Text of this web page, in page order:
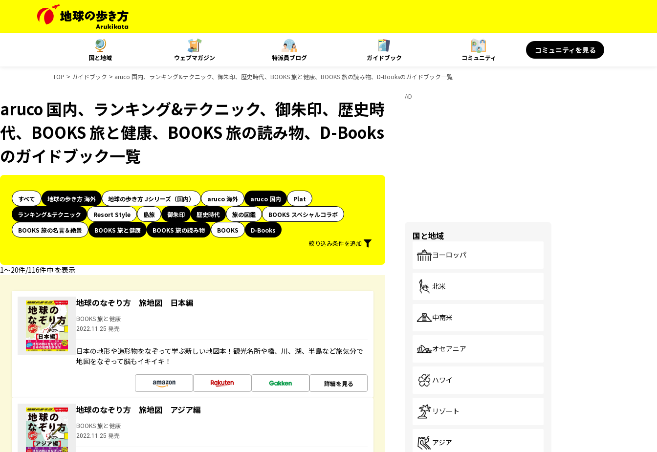
国と地域 ウェブマガジン 特派員ブログ ガイドブック コミュニティ
コミュニティを見る
TOP ガイドブック aruco 国内、ランキング&テクニック、御朱印、歴史時代、BOOKS 旅と健康、BOOKS 旅の読み物、D-Booksのガイドブック一覧
aruco 国内、ランキング&テクニック、御朱印、歴史時
代、BOOKS 旅と健康、BOOKS 旅の読み物、D-Books
のガイドブック一覧
すべて 地球の歩き方 海外 地球の歩き方 Jシリーズ（国内） aruco 海外 aruco 国内
Plat
ランキング&テクニック
Resort Style 島旅 御朱印 歴史時代 旅の図鑑
BOOKS スペシャルコラボ
BOOKS 旅の名言＆絶景
BOOKS 旅と健康 BOOKS 旅の読み物 BOOKS
D-Books
絞り込み条件を追加
1〜20件/116件中 を表示
地球のなぞり方 旅地図 日本編
BOOKS 旅と健康
2022.11.25 発売
日本の地形や造形物をなぞって学ぶ新しい地図本！観光名所や橋、川、湖、半島など旅気分で
地図をなぞって脳もイキイキ！
詳細を見る
地球のなぞり方 旅地図 アジア編
BOOKS 旅と健康
2022.11.25 発売
AD
国と地域
ヨーロッパ
北米
中南米
オセアニア
ハワイ
リゾート
アジア